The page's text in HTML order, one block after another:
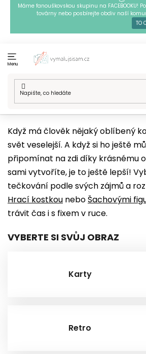
Přejít
obsah
Máme fanouškovskou skupinu na FACEBOOKU!
továrny nebo posbírejte obdiv naší
TO
Menu
Domů
Techniky / Tečkování
Hobby
Když má člověk nějaký oblíbený
svět veselejší. A když si ho ještě
připomínat na zdi díky krásnému
sami vytvoříte, je to ještě lepší!
tečkování podle svých zájmů a
Hrací kostkou neboŠachovými
trávit čas i s fixem v ruce.
VYBERTE SI SVŮJ OBRAZ
Karty
Retro